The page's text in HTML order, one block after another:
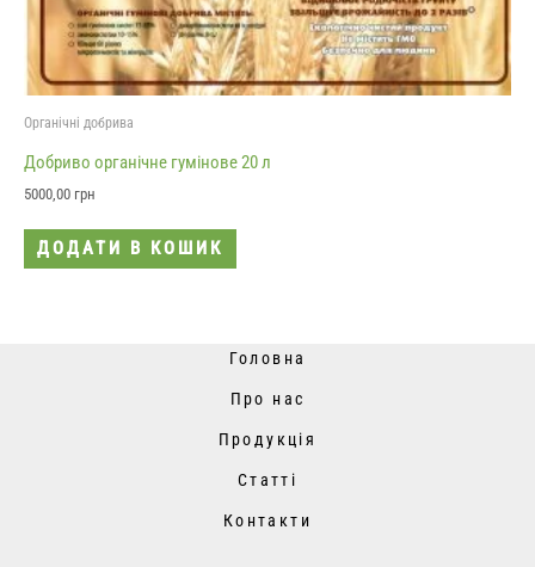
Органічні добрива
Добриво органічне гумінове 20 л
5000,00 грн
ДОДАТИ В КОШИК
Головна
Про нас
Продукція
Статті
Контакти